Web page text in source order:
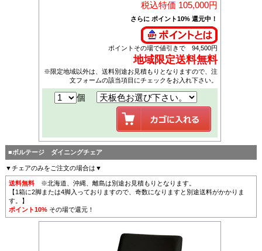
税込特価 105,000円
さらに ポイント10% 還元中！
ポイントその場で値引きで 94,500円
地域限定送料無料
※限定地域以外は、送料別途お見積もりとなりますので、注
文フォームの該当項目にチェックをお入れ下さい。
個
■ボルテージ ダイニングチェア
▼チェアのみをご注文の場合は▼
送料無料※北海道、沖縄、離島は別途お見積もりとなります。
【1箱に2脚または4脚入っておりますので、奇数になりますと別途送料がかかりま
す。】
ポイント10%その場で還元！